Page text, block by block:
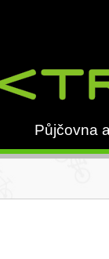
Půjčovna